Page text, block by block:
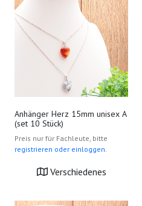
Anhänger Herz 15mm unisex A
(set 10 Stück)
Preis nur für Fachleute, bitte
registrieren oder einloggen.
Verschiedenes